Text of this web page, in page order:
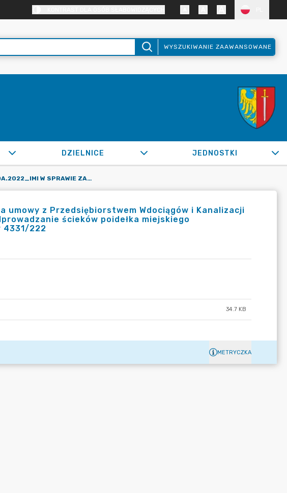
WYSZUKIWANIE ZAAWANSOWANE
DZIELNICE JEDNOSTKI
OR.0050.1160A.2022_IMI W SPRAWIE ZAWARCIA UMOWY Z PRZEDSIĘBIORSTWEM WDOCIĄGÓW I KANALIZACJI ŻORY SP. Z O.O. NA ZAOPATRZENIE W WODĘ I ODPROWADZANIE ŚCIEKÓW POIDEŁKA MIEJSKIEGO ZLOKALIZOWANEGO NA UL. KLIMKA NA DZIAŁCE NR 4331/222
umowy z Przedsiębiorstwem Wdociągów i Kanalizacji
ścieków poidełka miejskiego
4331/222
34.7 KB
METRYCZKA